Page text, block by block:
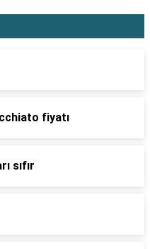
fiyatı
sıfır